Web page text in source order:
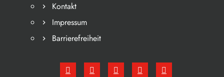
Kontakt
Impressum
Barrierefreiheit